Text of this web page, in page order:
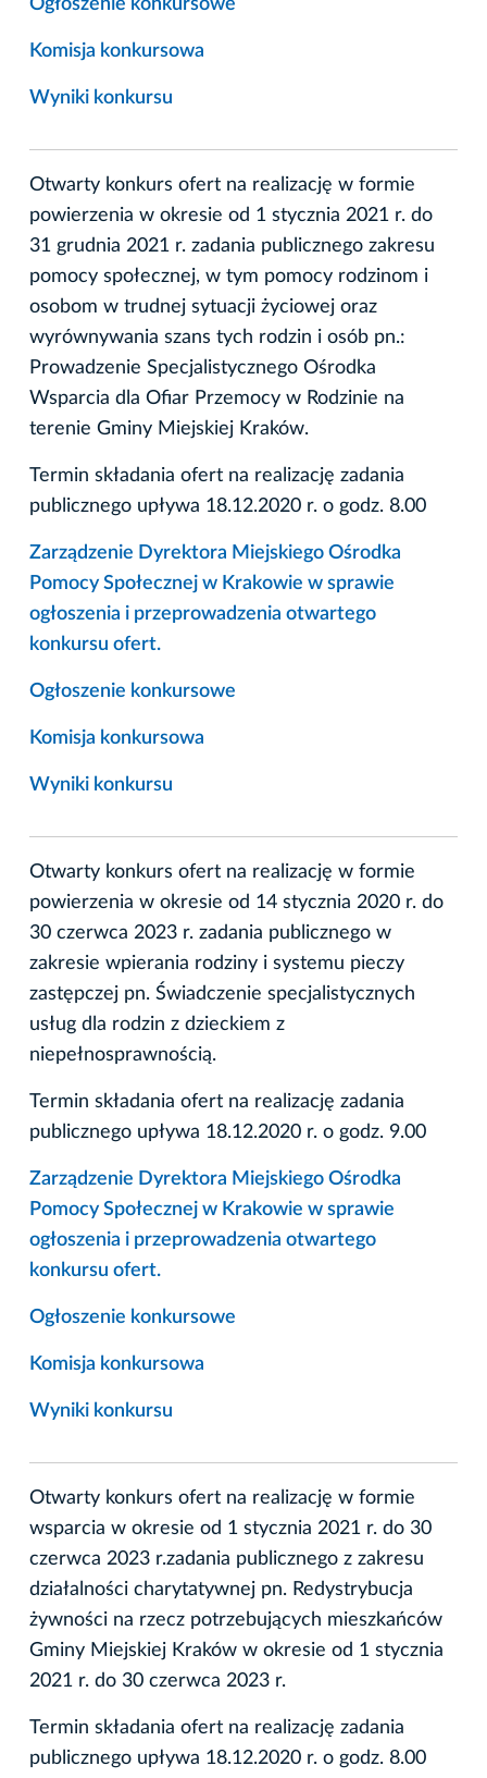
Komisja konkursowa
Wyniki konkursu
Otwarty konkurs ofert na realizację w formie
powierzenia w okresie od 1 stycznia 2021 r. do
31 grudnia 2021 r. zadania publicznego zakresu
pomocy społecznej, w tym pomocy rodzinom i
osobom w trudnej sytuacji życiowej oraz
wyrównywania szans tych rodzin i osób pn.:
Prowadzenie Specjalistycznego Ośrodka
Wsparcia dla Ofiar Przemocy w Rodzinie na
terenie Gminy Miejskiej Kraków.
Termin składania ofert na realizację zadania
publicznego upływa 18.12.2020 r. o godz. 8.00
Zarządzenie Dyrektora Miejskiego Ośrodka
Pomocy Społecznej w Krakowie w sprawie
ogłoszenia i przeprowadzenia otwartego
konkursu ofert.
Ogłoszenie konkursowe
Komisja konkursowa
Wyniki konkursu
Otwarty konkurs ofert na realizację w formie
powierzenia w okresie od 14 stycznia 2020 r. do
30 czerwca 2023 r. zadania publicznego w
zakresie wpierania rodziny i systemu pieczy
zastępczej pn. Świadczenie specjalistycznych
usług dla rodzin z dzieckiem z
niepełnosprawnością.
Termin składania ofert na realizację zadania
publicznego upływa 18.12.2020 r. o godz. 9.00
Zarządzenie Dyrektora Miejskiego Ośrodka
Pomocy Społecznej w Krakowie w sprawie
ogłoszenia i przeprowadzenia otwartego
konkursu ofert.
Ogłoszenie konkursowe
Komisja konkursowa
Wyniki konkursu
Otwarty konkurs ofert na realizację w formie
wsparcia w okresie od 1 stycznia 2021 r. do 30
czerwca 2023 r.zadania publicznego z zakresu
działalności charytatywnej pn. Redystrybucja
żywności na rzecz potrzebujących mieszkańców
Gminy Miejskiej Kraków w okresie od 1 stycznia
2021 r. do 30 czerwca 2023 r.
Termin składania ofert na realizację zadania
publicznego upływa 18.12.2020 r. o godz. 8.00